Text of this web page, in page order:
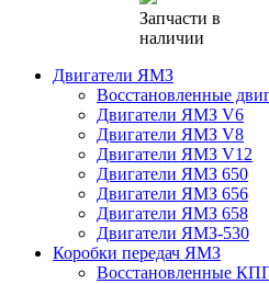
Запчасти в
наличии
Двигатели ЯМЗ
Восстановленные
Двигатели ЯМЗ V6
Двигатели ЯМЗ V8
Двигатели ЯМЗ V12
Двигатели ЯМЗ 650
Двигатели ЯМЗ 656
Двигатели ЯМЗ 658
Двигатели ЯМЗ-530
Коробки передач ЯМЗ
Восстановленные